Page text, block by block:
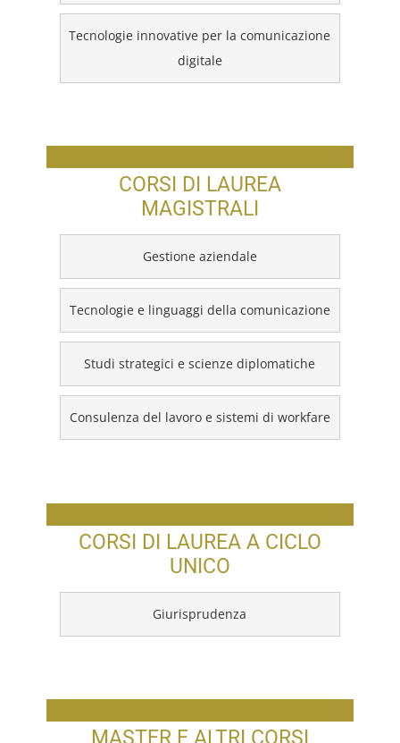
Tecnologie innovative per la comunicazione
digitale
CORSI DI LAUREA
MAGISTRALI
Gestione aziendale
Tecnologie e linguaggi della comunicazione
Studi strategici e scienze diplomatiche
Consulenza del lavoro e sistemi di workfare
CORSI DI LAUREA A CICLO
UNICO
Giurisprudenza
MASTER E ALTRI CORSI